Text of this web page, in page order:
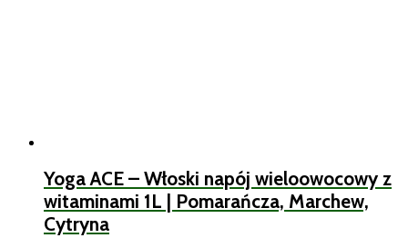
Yoga ACE – Włoski napój wieloowocowy z
witaminami 1L | Pomarańcza, Marchew,
Cytryna